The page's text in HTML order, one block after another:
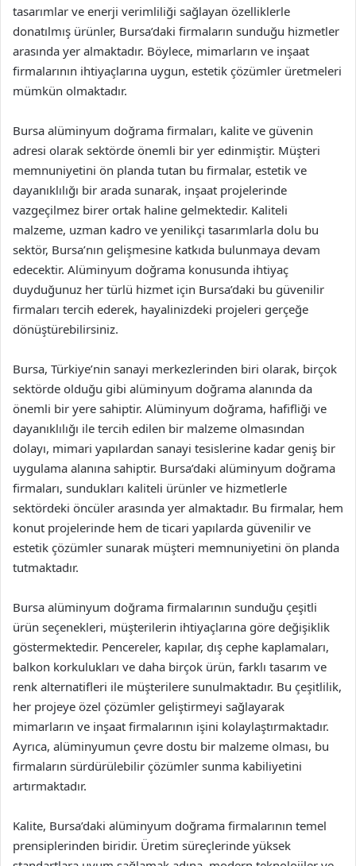
tasarımlar ve enerji verimliliği sağlayan özelliklerle
donatılmış ürünler, Bursa’daki firmaların sunduğu hizmetler
arasında yer almaktadır. Böylece, mimarların ve inşaat
firmalarının ihtiyaçlarına uygun, estetik çözümler üretmeleri
mümkün olmaktadır.
Bursa alüminyum doğrama firmaları, kalite ve güvenin
adresi olarak sektörde önemli bir yer edinmiştir. Müşteri
memnuniyetini ön planda tutan bu firmalar, estetik ve
dayanıklılığı bir arada sunarak, inşaat projelerinde
vazgeçilmez birer ortak haline gelmektedir. Kaliteli
malzeme, uzman kadro ve yenilikçi tasarımlarla dolu bu
sektör, Bursa’nın gelişmesine katkıda bulunmaya devam
edecektir. Alüminyum doğrama konusunda ihtiyaç
duyduğunuz her türlü hizmet için Bursa’daki bu güvenilir
firmaları tercih ederek, hayalinizdeki projeleri gerçeğe
dönüştürebilirsiniz.
Bursa, Türkiye’nin sanayi merkezlerinden biri olarak, birçok
sektörde olduğu gibi alüminyum doğrama alanında da
önemli bir yere sahiptir. Alüminyum doğrama, hafifliği ve
dayanıklılığı ile tercih edilen bir malzeme olmasından
dolayı, mimari yapılardan sanayi tesislerine kadar geniş bir
uygulama alanına sahiptir. Bursa’daki alüminyum doğrama
firmaları, sundukları kaliteli ürünler ve hizmetlerle
sektördeki öncüler arasında yer almaktadır. Bu firmalar, hem
konut projelerinde hem de ticari yapılarda güvenilir ve
estetik çözümler sunarak müşteri memnuniyetini ön planda
tutmaktadır.
Bursa alüminyum doğrama firmalarının sunduğu çeşitli
ürün seçenekleri, müşterilerin ihtiyaçlarına göre değişiklik
göstermektedir. Pencereler, kapılar, dış cephe kaplamaları,
balkon korkulukları ve daha birçok ürün, farklı tasarım ve
renk alternatifleri ile müşterilere sunulmaktadır. Bu çeşitlilik,
her projeye özel çözümler geliştirmeyi sağlayarak
mimarların ve inşaat firmalarının işini kolaylaştırmaktadır.
Ayrıca, alüminyumun çevre dostu bir malzeme olması, bu
firmaların sürdürülebilir çözümler sunma kabiliyetini
artırmaktadır.
Kalite, Bursa’daki alüminyum doğrama firmalarının temel
prensiplerinden biridir. Üretim süreçlerinde yüksek